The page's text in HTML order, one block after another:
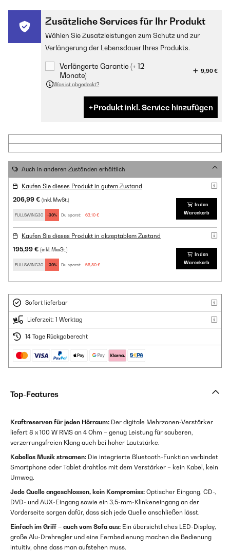
Zusätzliche Services für Ihr Produkt
Wählen Sie Zusatzleistungen zum Schutz und zur
Verlängerung der Lebensdauer Ihres Produkts.
Verlängerte Garantie (+ 12
Monate)
9,90 €
Was ist abgedeckt?
Produkt inkl. Service hinzufügen
Auch in anderen Zuständen erhältlich
Kaufen Sie dieses Produkt in gutem Zustand
206,99 € (inkl. MwSt.)
FULLSWING30 -30% Du sparst: 62,10 €
In den
Warenkorb
Kaufen Sie dieses Produkt in akzeptablem Zustand
195,99 € (inkl. MwSt.)
FULLSWING30 -30% Du sparst: 58,80 €
In den
Warenkorb
Sofort lieferbar
Lieferzeit: 1 Werktag
14 Tage Rückgaberecht
Top-Features
Kraftreserven für jeden Hörraum: Der digitale Mehrzonen-Verstärker
liefert 8 x 100 W RMS an 4 Ohm – genug Leistung für sauberen,
verzerrungsfreien Klang auch bei hoher Lautstärke.
Kabellos Musik streamen: Die integrierte Bluetooth-Funktion verbindet
Smartphone oder Tablet drahtlos mit dem Verstärker – kein Kabel, kein
Umweg.
Jede Quelle angeschlossen, kein Kompromiss: Optischer Eingang, CD-,
DVD- und AUX-Eingang sowie ein 3,5-mm-Klinkeneingang an der
Vorderseite sorgen dafür, dass sich jede Quelle anschließen lässt.
Einfach im Griff – auch vom Sofa aus: Ein übersichtliches LED-Display,
große Alu-Drehregler und eine Fernbedienung machen die Bedienung
intuitiv, ohne dass man aufstehen muss.